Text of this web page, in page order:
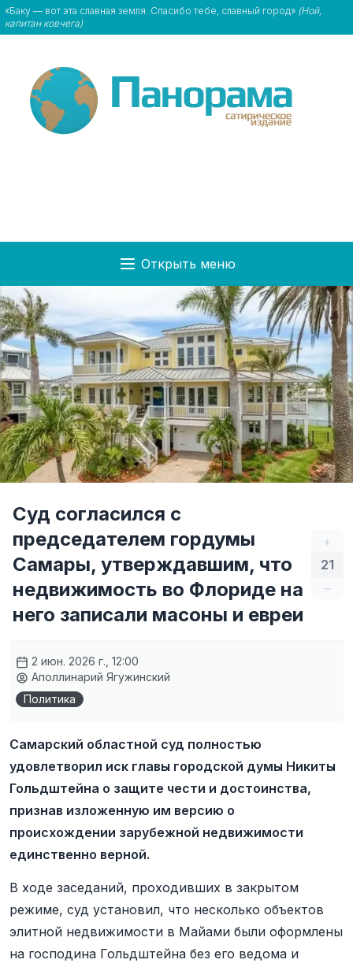
«Баку — вот эта славная земля. Спасибо тебе, славный город» (Ной,
капитан ковчега)
Открыть меню
+
21
–
Суд согласился с
председателем гордумы
Самары, утверждавшим, что
недвижимость во Флориде на
него записали масоны и евреи
2 июн. 2026 г., 12:00
Аполлинарий Ягужинский
Политика
Самарский областной суд полностью
удовлетворил иск главы городской думы Никиты
Гольдштейна о защите чести и достоинства,
признав изложенную им версию о
происхождении зарубежной недвижимости
единственно верной.
В ходе заседаний, проходивших в закрытом
режиме, суд установил, что несколько объектов
элитной недвижимости в Майами были оформлены
на господина Гольдштейна без его ведома и